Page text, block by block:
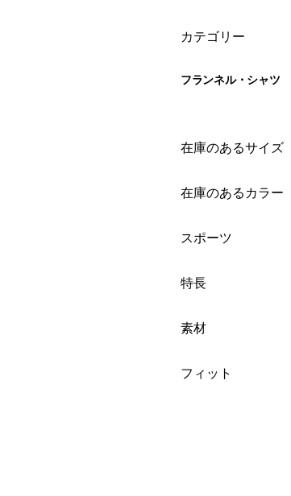
絞り込み
カテゴリー
フランネル・シャツ
絞り込み
在庫のあるサイズ
絞り込み
在庫のあるカラー
絞り込み
スポーツ
絞り込み
特長
絞り込み
素材
絞り込み
フィット